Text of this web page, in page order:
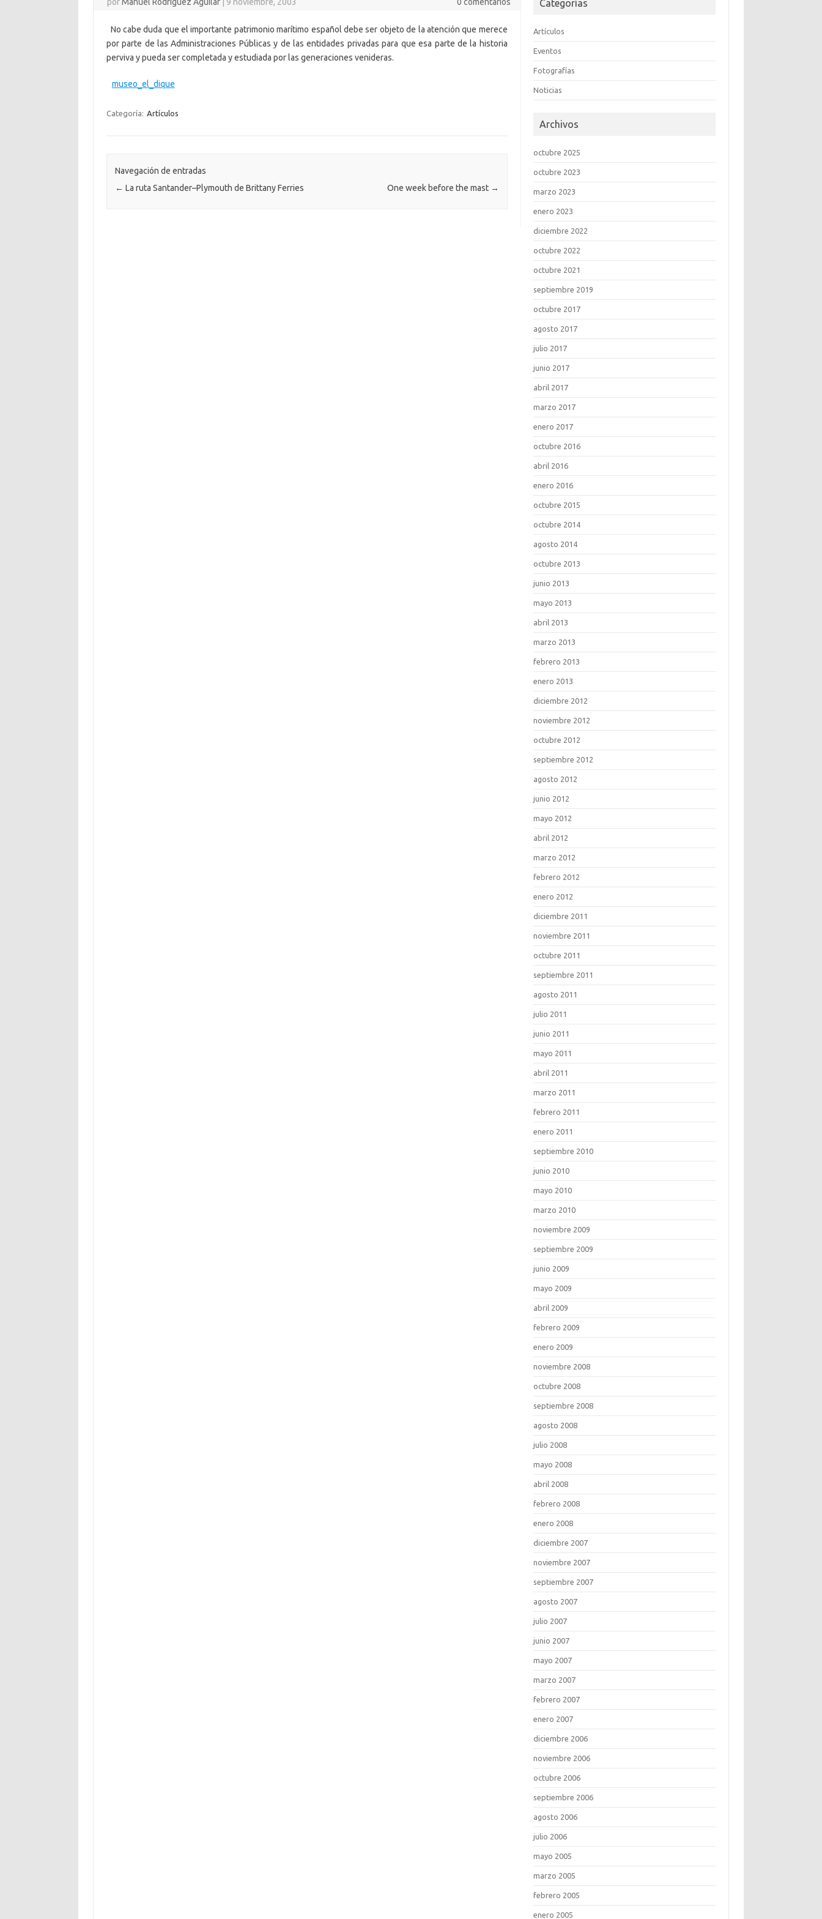
No cabe duda que el importante patrimonio marítimo español debe ser objeto de la atención que merece
por parte de las Administraciones Públicas y de las entidades privadas para que esa parte de la historia
perviva y pueda ser completada y estudiada por las generaciones venideras.
museo_el_dique
Categoría: Artículos
Navegación de entradas
← La ruta Santander–Plymouth de Brittany Ferries One week before the mast →
Categorías
Artículos
Eventos
Fotografías
Noticias
Archivos
octubre 2025
octubre 2023
marzo 2023
enero 2023
diciembre 2022
octubre 2022
octubre 2021
septiembre 2019
octubre 2017
agosto 2017
julio 2017
junio 2017
abril 2017
marzo 2017
enero 2017
octubre 2016
abril 2016
enero 2016
octubre 2015
octubre 2014
agosto 2014
octubre 2013
junio 2013
mayo 2013
abril 2013
marzo 2013
febrero 2013
enero 2013
diciembre 2012
noviembre 2012
octubre 2012
septiembre 2012
agosto 2012
junio 2012
mayo 2012
abril 2012
marzo 2012
febrero 2012
enero 2012
diciembre 2011
noviembre 2011
octubre 2011
septiembre 2011
agosto 2011
julio 2011
junio 2011
mayo 2011
abril 2011
marzo 2011
febrero 2011
enero 2011
septiembre 2010
junio 2010
mayo 2010
marzo 2010
noviembre 2009
septiembre 2009
junio 2009
mayo 2009
abril 2009
febrero 2009
enero 2009
noviembre 2008
octubre 2008
septiembre 2008
agosto 2008
julio 2008
mayo 2008
abril 2008
febrero 2008
enero 2008
diciembre 2007
noviembre 2007
septiembre 2007
agosto 2007
julio 2007
junio 2007
mayo 2007
marzo 2007
febrero 2007
enero 2007
diciembre 2006
noviembre 2006
octubre 2006
septiembre 2006
agosto 2006
julio 2006
mayo 2005
marzo 2005
febrero 2005
enero 2005